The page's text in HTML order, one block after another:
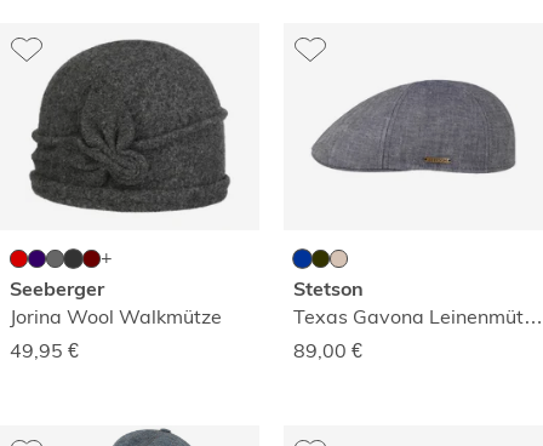
Seeberger
Jorina Wool Walkmütze
49,95 €
Stetson
Texas Gavona Leinenmütze
89,00 €